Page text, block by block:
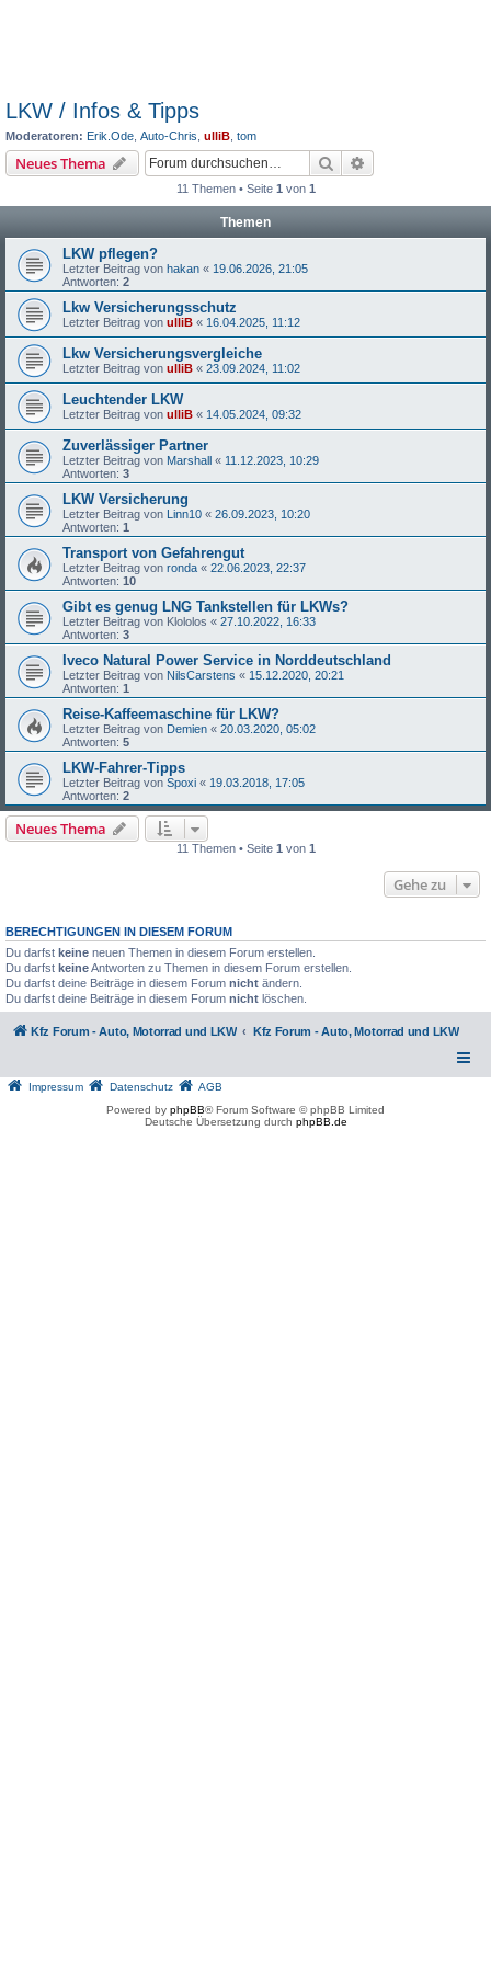
LKW / Infos & Tipps
Moderatoren: Erik.Ode Auto-Chris ulliB tom
Neues Thema Suche
11 Themen • Seite 1 von 1
Themen
LKW pflegen?
Letzter Beitrag von hakan « 19.06.2026, 21:05
Antworten: 2
Lkw Versicherungsschutz
Letzter Beitrag von ulliB « 16.04.2025, 11:12
Lkw Versicherungsvergleiche
Letzter Beitrag von ulliB « 23.09.2024, 11:02
Leuchtender LKW
Letzter Beitrag von ulliB « 14.05.2024, 09:32
Zuverlässiger Partner
Letzter Beitrag von Marshall « 11.12.2023, 10:29
Antworten: 3
LKW Versicherung
Letzter Beitrag von Linn10 « 26.09.2023, 10:20
Antworten: 1
Transport von Gefahrengut
Letzter Beitrag von ronda « 22.06.2023, 22:37
Antworten: 10
Gibt es genug LNG Tankstellen für LKWs?
Letzter Beitrag von Klololos « 27.10.2022, 16:33
Antworten: 3
Iveco Natural Power Service in Norddeutschland
Letzter Beitrag von NilsCarstens « 15.12.2020, 20:21
Antworten: 1
Reise-Kaffeemaschine für LKW?
Letzter Beitrag von Demien « 20.03.2020, 05:02
Antworten: 5
LKW-Fahrer-Tipps
Letzter Beitrag von Spoxi « 19.03.2018, 17:05
Antworten: 2
Neues Thema
11 Themen • Seite 1 von 1
Gehe zu
BERECHTIGUNGEN IN DIESEM FORUM
Du darfst keine neuen Themen in diesem Forum erstellen.
Du darfst keineAntworten zu Themen in diesem Forum erstellen.
Du darfst deine Beiträge in diesem Forum nicht ändern.
Du darfst deine Beiträge in diesem Forum nicht löschen.
Kfz Forum - Auto, Motorrad und LKW Kfz Forum - Auto, Motorrad und LKW
Impressum Datenschutz
AGB
Powered by phpBB® Forum Software © phpBB Limited
Deutsche Übersetzung durch phpBB.de